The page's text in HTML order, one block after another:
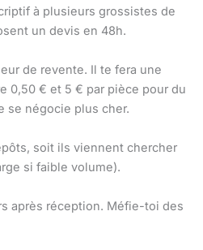
à plusieurs grossistes de
un devis en 48h.
de revente. Il te fera une
0,50 € et 5 € par pièce pour du
se négocie plus cher.
soit ils viennent chercher
si faible volume).
après réception. Méfie-toi des